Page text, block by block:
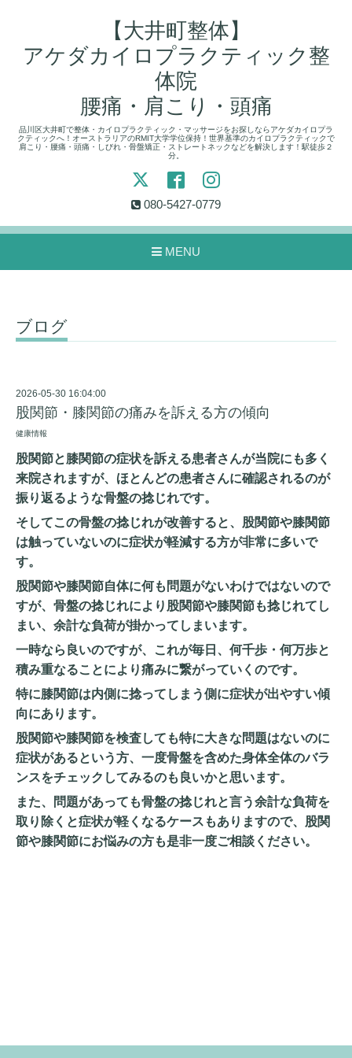
【大井町整体】
アケダカイロプラクティック整
体院
腰痛・肩こり・頭痛
品川区大井町で整体・カイロプラクティック・マッサージをお探しならアケダカイロプラ
クティックへ！オーストラリアのRMIT大学学位保持！世界基準のカイロプラクティックで
肩こり・腰痛・頭痛・しびれ・骨盤矯正・ストレートネックなどを解決します！駅徒歩２
分。
080-5427-0779
MENU
ブログ
2026-05-30 16:04:00
股関節・膝関節の痛みを訴える方の傾向
健康情報
股関節と膝関節の症状を訴える患者さんが当院にも多く
来院されますが、ほとんどの患者さんに確認されるのが
振り返るような骨盤の捻じれです。
そしてこの骨盤の捻じれが改善すると、股関節や膝関節
は触っていないのに症状が軽減する方が非常に多いで
す。
股関節や膝関節自体に何も問題がないわけではないので
すが、骨盤の捻じれにより股関節や膝関節も捻じれてし
まい、余計な負荷が掛かってしまいます。
一時なら良いのですが、これが毎日、何千歩・何万歩と
積み重なることにより痛みに繋がっていくのです。
特に膝関節は内側に捻ってしまう側に症状が出やすい傾
向にあります。
股関節や膝関節を検査しても特に大きな問題はないのに
症状があるという方、一度骨盤を含めた身体全体のバラ
ンスをチェックしてみるのも良いかと思います。
また、問題があっても骨盤の捻じれと言う余計な負荷を
取り除くと症状が軽くなるケースもありますので、股関
節や膝関節にお悩みの方も是非一度ご相談ください。